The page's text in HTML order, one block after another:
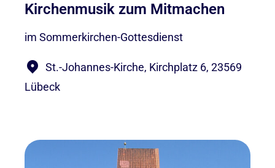
Kirchenmusik zum Mitmachen
im Sommerkirchen-Gottesdienst
St.-Johannes-Kirche, Kirchplatz 6, 23569
Lübeck